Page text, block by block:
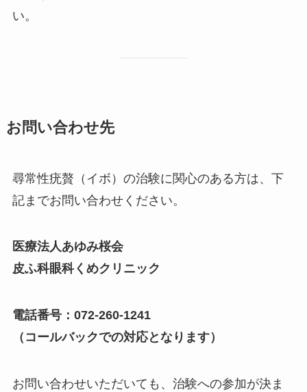
い。
お問い合わせ先
尋常性疣贅（イボ）の治験に関心のある方は、下
記までお問い合わせください。
医療法人あゆみ桜会
皮ふ科眼科くめクリニック
電話番号：072-260-1241
（コールバックでの対応となります）
お問い合わせいただいても、治験への参加が決ま